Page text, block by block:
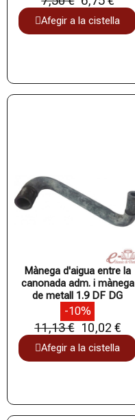
Afegir a la cistella
Mànega d'aigua entre la
canonada adm. i mànega
de metall 1.9 DF DG
-10%
11,13 € 10,02 €
Afegir a la cistella